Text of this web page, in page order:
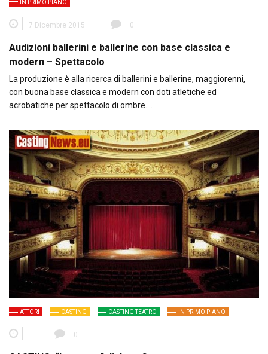
IN PRIMO PIANO
7 Dicembre 2015 0
Audizioni ballerini e ballerine con base classica e
modern – Spettacolo
La produzione è alla ricerca di ballerini e ballerine, maggiorenni,
con buona base classica e modern con doti atletiche ed
acrobatiche per spettacolo di ombre….
ATTORI CASTING CASTING TEATRO IN PRIMO PIANO
0